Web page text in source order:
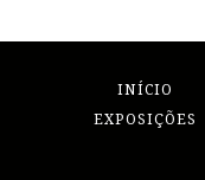
INÍCIO
EXPOSIÇÕES